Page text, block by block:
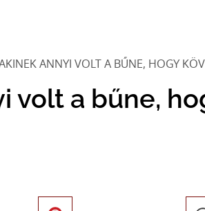
ANNYI VOLT A BŰNE, HOGY
volt a bűne,